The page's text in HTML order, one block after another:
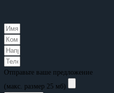
Отправьте ваше предложение
(макс. размер 25 мб)